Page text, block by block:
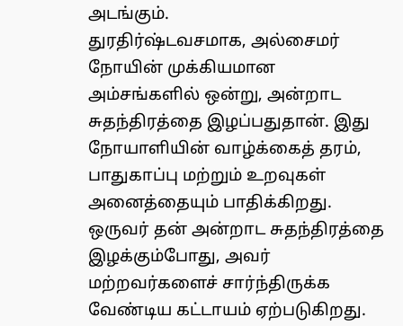
அடங்கும்.
துரதிர்ஷ்டவசமாக, அல்சைமர்
நோயின் முக்கியமான
அம்சங்களில் ஒன்று, அன்றாட
சுதந்திரத்தை இழப்பதுதான். இது
நோயாளியின் வாழ்க்கைத் தரம்,
பாதுகாப்பு மற்றும் உறவுகள்
அனைத்தையும் பாதிக்கிறது.
ஒருவர் தன் அன்றாட சுதந்திரத்தை
இழக்கும்போது, அவர்
மற்றவர்களைச் சார்ந்திருக்க
வேண்டிய கட்டாயம் ஏற்படுகிறது.